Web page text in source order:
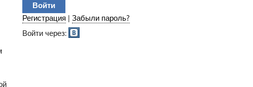
Регистрация | Забыли пароль?
Войти через: